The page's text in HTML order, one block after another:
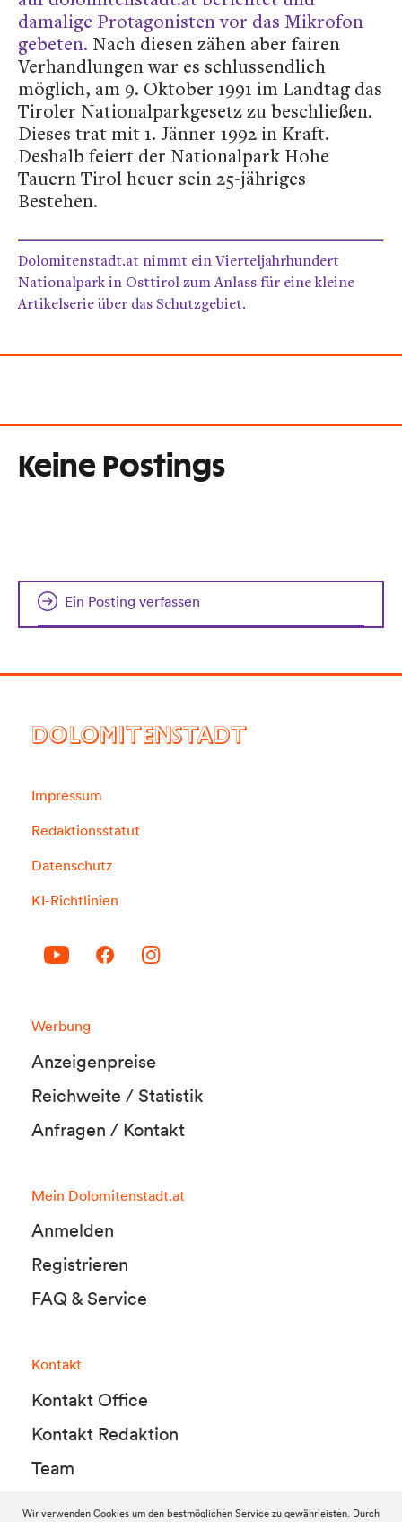
damalige Protagonisten vor das Mikrofon
gebeten. Nach diesen zähen aber fairen
Verhandlungen war es schlussendlich
möglich, am 9. Oktober 1991 im Landtag das
Tiroler Nationalparkgesetz zu beschließen.
Dieses trat mit 1. Jänner 1992 in Kraft.
Deshalb feiert der Nationalpark Hohe
Tauern Tirol heuer sein 25-jähriges
Bestehen.
Dolomitenstadt.at nimmt ein Vierteljahrhundert
Nationalpark in Osttirol zum Anlass für eine kleine
Artikelserie über das Schutzgebiet.
Keine Postings
Ein Posting verfassen
DOLOMITENSTADT
Impressum
Redaktionsstatut
Datenschutz
KI-Richtlinien
Werbung
Anzeigenpreise
Reichweite / Statistik
Anfragen / Kontakt
Mein Dolomitenstadt.at
Anmelden
Registrieren
FAQ & Service
Kontakt
Kontakt Office
Kontakt Redaktion
Team
Wir verwenden Cookies um den bestmöglichen Service zu gewährleisten. Durch